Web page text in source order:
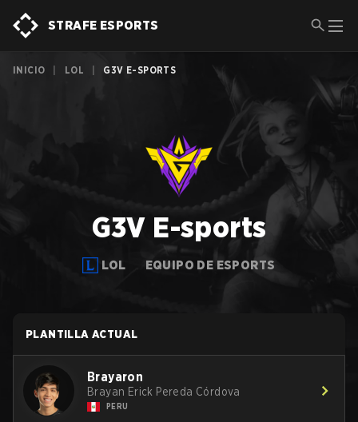
STRAFE ESPORTS
INICIO LOL G3V E-SPORTS
G3V E-sports
LOL EQUIPO DE ESPORTS
PLANTILLA ACTUAL
Brayaron
Brayan Erick Pereda Córdova
PERU